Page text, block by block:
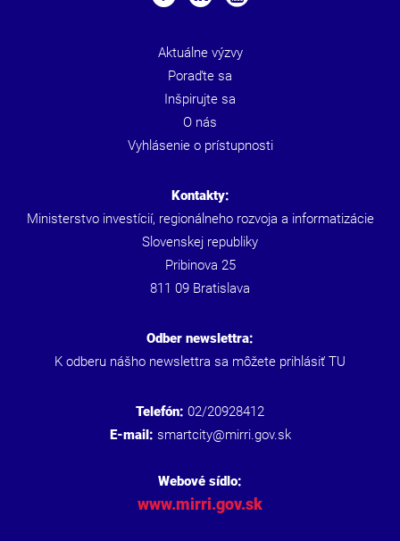
Aktuálne výzvy
Poraďte sa
Inšpirujte sa
O nás
Vyhlásenie o prístupnosti
Kontakty:
Ministerstvo investícií, regionálneho rozvoja a informatizácie
Slovenskej republiky
Pribinova 25
811 09 Bratislava
Odber newslettra:
K odberu nášho newslettra sa môžete prihlásiť TU
Telefón: 02/20928412
E-mail: smartcity@mirri.gov.sk
Webové sídlo:
www.mirri.gov.sk